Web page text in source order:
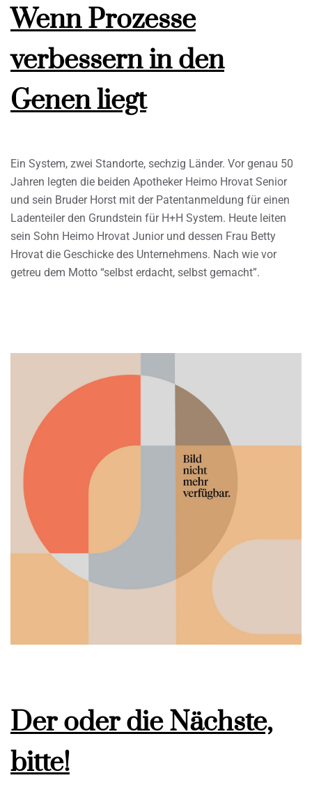
Wenn Prozesse
verbessern in den
Genen liegt
Ein System, zwei Standorte, sechzig Länder. Vor genau 50
Jahren legten die beiden Apotheker Heimo Hrovat Senior
und sein Bruder Horst mit der Patentanmeldung für einen
Ladenteiler den Grundstein für H+H System. Heute leiten
sein Sohn Heimo Hrovat Junior und dessen Frau Betty
Hrovat die Geschicke des Unternehmens. Nach wie vor
getreu dem Motto “selbst erdacht, selbst gemacht”.
Der oder die Nächste,
bitte!